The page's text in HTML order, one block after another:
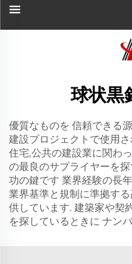
球状黒
優質なものを 信頼できる
建設プロジェクトで使用
住宅,公共の建設業に関わ
の最良のサプライヤーを
功の鍵です 業界経験の長
業界基準と規制に準拠す
供しています. 建築家や契
を探しているときに ナン